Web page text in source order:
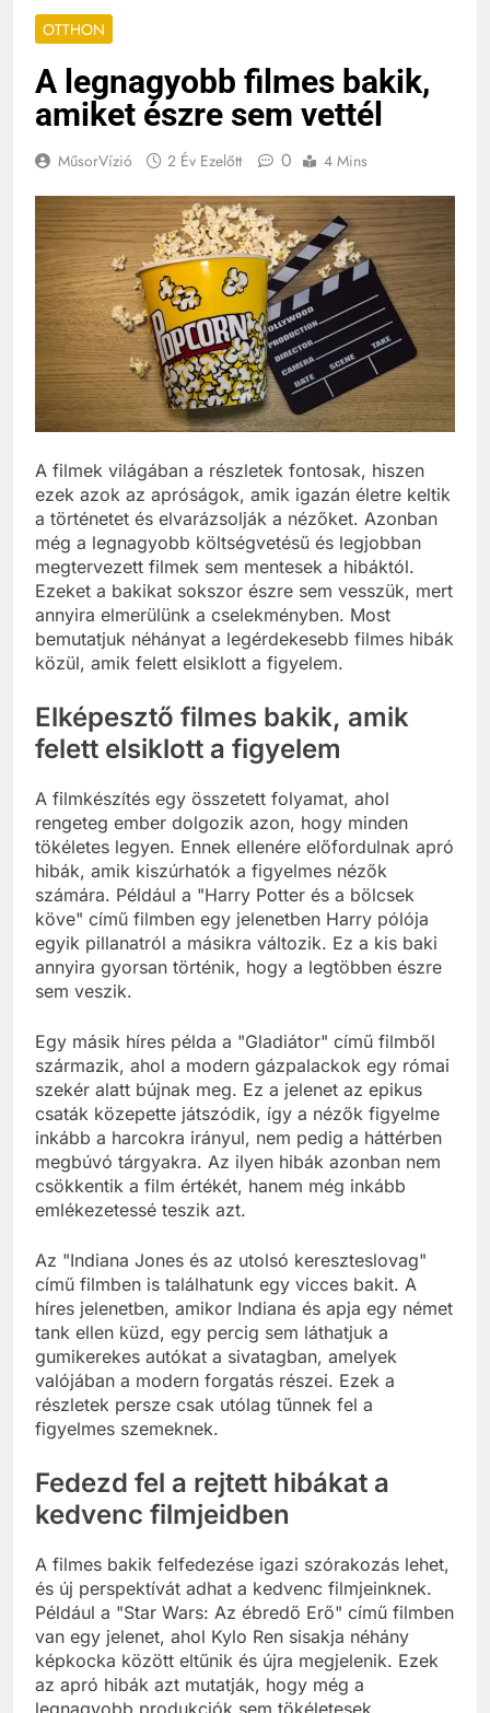
OTTHON
A legnagyobb filmes bakik,
amiket észre sem vettél
MűsorVízió 2 Év Ezelőtt 0 4 Mins
A filmek világában a részletek fontosak, hiszen
ezek azok az apróságok, amik igazán életre keltik
a történetet és elvarázsolják a nézőket. Azonban
még a legnagyobb költségvetésű és legjobban
megtervezett filmek sem mentesek a hibáktól.
Ezeket a bakikat sokszor észre sem vesszük, mert
annyira elmerülünk a cselekményben. Most
bemutatjuk néhányat a legérdekesebb filmes hibák
közül, amik felett elsiklott a figyelem.
Elképesztő filmes bakik, amik
felett elsiklott a figyelem
A filmkészítés egy összetett folyamat, ahol
rengeteg ember dolgozik azon, hogy minden
tökéletes legyen. Ennek ellenére előfordulnak apró
hibák, amik kiszúrhatók a figyelmes nézők
számára. Például a "Harry Potter és a bölcsek
köve" című filmben egy jelenetben Harry pólója
egyik pillanatról a másikra változik. Ez a kis baki
annyira gyorsan történik, hogy a legtöbben észre
sem veszik.
Egy másik híres példa a "Gladiátor" című filmből
származik, ahol a modern gázpalackok egy római
szekér alatt bújnak meg. Ez a jelenet az epikus
csaták közepette játszódik, így a nézők figyelme
inkább a harcokra irányul, nem pedig a háttérben
megbúvó tárgyakra. Az ilyen hibák azonban nem
csökkentik a film értékét, hanem még inkább
emlékezetessé teszik azt.
Az "Indiana Jones és az utolsó kereszteslovag"
című filmben is találhatunk egy vicces bakit. A
híres jelenetben, amikor Indiana és apja egy német
tank ellen küzd, egy percig sem láthatjuk a
gumikerekes autókat a sivatagban, amelyek
valójában a modern forgatás részei. Ezek a
részletek persze csak utólag tűnnek fel a
figyelmes szemeknek.
Fedezd fel a rejtett hibákat a
kedvenc filmjeidben
A filmes bakik felfedezése igazi szórakozás lehet,
és új perspektívát adhat a kedvenc filmjeinknek.
Például a "Star Wars: Az ébredő Erő" című filmben
van egy jelenet, ahol Kylo Ren sisakja néhány
képkocka között eltűnik és újra megjelenik. Ezek
az apró hibák azt mutatják, hogy még a
legnagyobb produkciók sem tökéletesek.